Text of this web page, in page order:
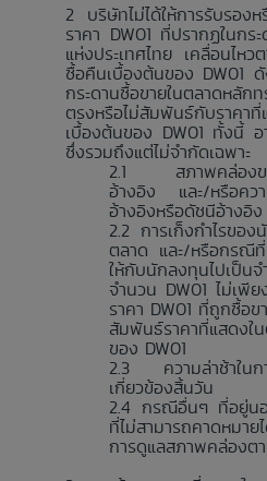
บริษัทไม่ได้ให้การรับรอง
ราคา DW01 ที่ปรากฏในกร
แห่งประเทศไทย เคลื่อนไหว
ซื้อคืนเบื้องต้นของ DW01
กระดานซื้อขายในตลาดหลั
ตรงหรือไม่สัมพันธ์กับราคาที่
เบื้องต้นของ DW01 ทั้งนี้ อ
ซึ่งรวมถึงแต่ไม่จำกัดเฉพาะ
สภาพคล่อง
อ้างอิง และ/หรือคว
อ้างอิงหรือดัชนีอ้างอิง
การเก็งกำไรขอ
ตลาด และ/หรือกรณีที่
ให้กับนักลงทุนไปเป็
จำนวน DW01 ไม่เพี
ราคา DW01 ที่ถูกซื้อข
สัมพันธ์ราคาที่แสดงใ
ของ DW01
ความล่าช้าใน
เกี่ยวข้องสิ้นวัน
กรณีอื่นๆ ที่อยู่น
ที่ไม่สามารถคาดหมาย
การดูแลสภาพคล่องต